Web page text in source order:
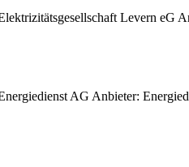
Levern
AG Anbieter: